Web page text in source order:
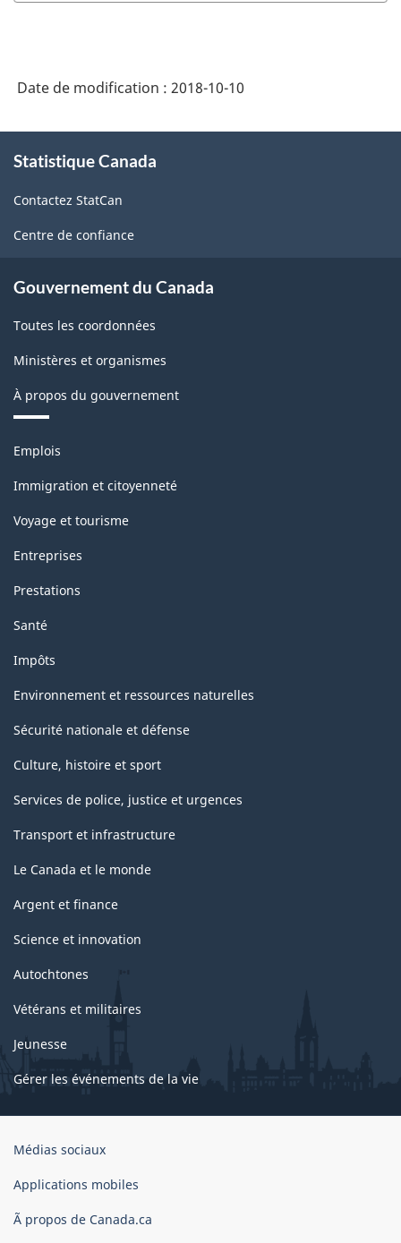
Date de modification : 2018-10-10
propos
ce
site
Statistique Canada
Contactez StatCan
Centre de confiance
Gouvernement du Canada
Toutes les coordonnées
Ministères et organismes
À propos du gouvernement
Thèmes
sujets
Emplois
Immigration et citoyenneté
Voyage et tourisme
Entreprises
Prestations
Santé
Impôts
Environnement et ressources naturelles
Sécurité nationale et défense
Culture, histoire et sport
Services de police, justice et urgences
Transport et infrastructure
Le Canada et le monde
Argent et finance
Science et innovation
Autochtones
Vétérans et militaires
Jeunesse
Gérer les événements de la vie
Organisation
gouvernement
Canada
Médias sociaux
Applications mobiles
Ã propos de Canada.ca